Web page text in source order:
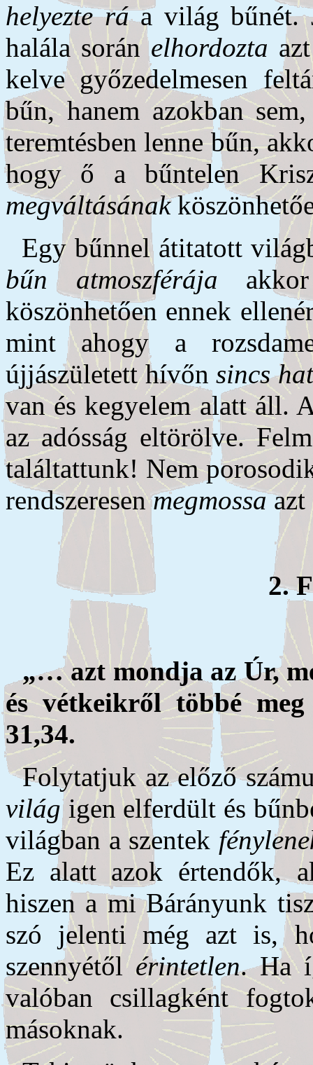
helyezte ráa világ bűnét.
halála soránelhordozta
kelve győzedelmesen
bűn, hanem azokban
teremtésben lenne bűn,
hogy ő a bűntelen
megváltásának
Egy bűnnel átitatott
bűn
atmoszférája
köszönhetően ennek
mint ahogy a
újjászületett hívőnsincs
van és kegyelem alatt áll.
az adósság eltörölve.
találtattunk! Nem
rendszeresenmegmossa
2.
„… azt mondja az Úr,
és vétkeikről többé meg
31,34.
Folytatjuk az előző
világigen elferdült és
világban a szentek
Ez alatt azok értendők,
hiszen a mi Bárányunk
szó jelenti még azt is,
szennyétől érintetlen. Ha
valóban csillagként
másoknak.